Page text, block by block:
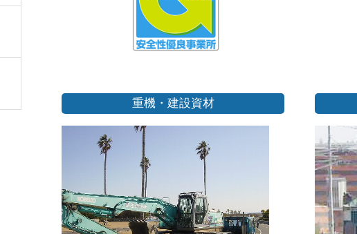
重機・建設資材